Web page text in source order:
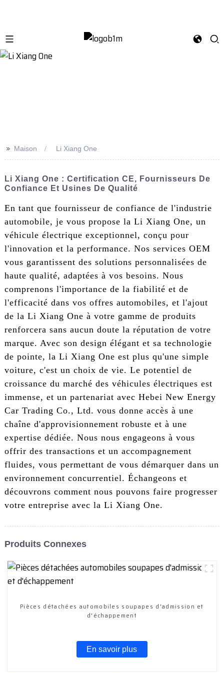
>> Maison Li Xiang One
Li Xiang One : Certification CE, Fournisseurs De
Confiance Et Usines De Qualité
En tant que fournisseur de confiance de l'industrie
automobile, je vous propose la Li Xiang One, un
véhicule électrique exceptionnel, conçu pour
l'innovation et la performance. Nos services OEM
vous garantissent des solutions personnalisées de
haute qualité, adaptées à vos besoins. Nous
comprenons l'importance de la fiabilité et de
l'efficacité dans vos offres automobiles, et l'ajout
de la Li Xiang One à votre gamme de produits
renforcera sans aucun doute la réputation de votre
marque. Avec son design élégant et sa technologie
de pointe, la Li Xiang One est plus qu'une simple
voiture, c'est un choix de vie. Le potentiel de
croissance du marché des véhicules électriques est
immense, et un partenariat avec Hebei New Energy
Car Trading Co., Ltd. vous donne accès à une
chaîne d'approvisionnement robuste et à une
expertise dédiée. Nous nous engageons à vous
offrir des transactions et un accompagnement
fluides, vous permettant de vous démarquer dans un
environnement concurrentiel. Échangeons et
découvrons comment nous pouvons faire progresser
votre entreprise avec la Li Xiang One.
Produits Connexes
Pièces détachées automobiles soupapes d'admission et
d'échappement
En savoir plus